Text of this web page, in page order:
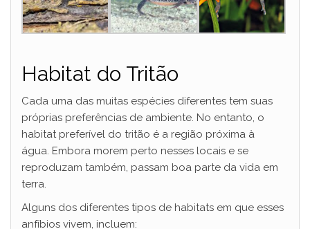
Habitat do Tritão
Cada uma das muitas espécies diferentes tem suas
próprias preferências de ambiente. No entanto, o
habitat preferível do tritão é a região próxima à
água. Embora morem perto nesses locais e se
reproduzam também, passam boa parte da vida em
terra.
Alguns dos diferentes tipos de habitats em que esses
anfíbios vivem, incluem: